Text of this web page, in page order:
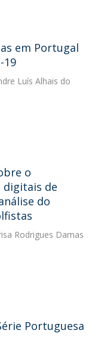
em Portugal
19
Luís Alhais do
o
digitais de
do
Rodrigues Damas
Portuguesa